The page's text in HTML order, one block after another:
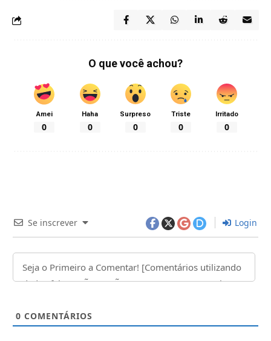
O que você achou?
Amei
0
Haha
0
Surpreso
0
Triste
0
Irritado
0
Se inscrever Login
0 COMENTÁRIOS